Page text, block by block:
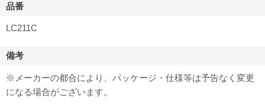
品番
LC211C
備考
※メーカーの都合により、パッケージ・仕様等は予告なく変更
になる場合がございます。